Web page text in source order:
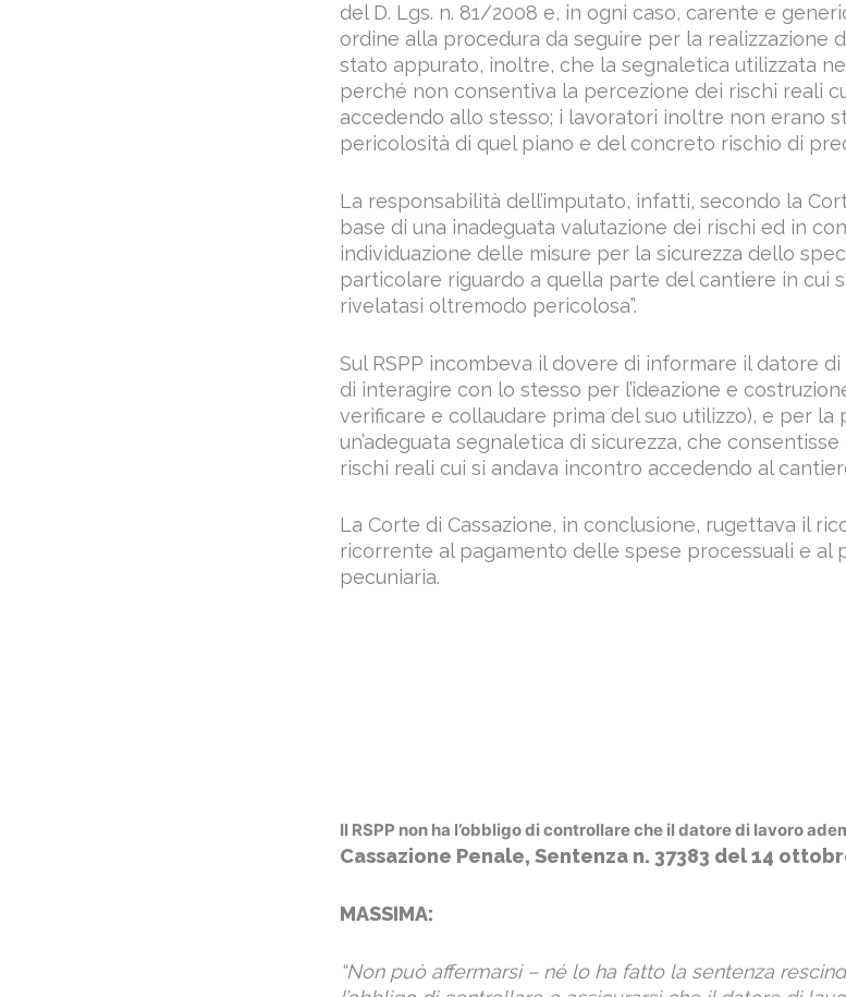
del D. Lgs. n. 81/2008 e, in ogni caso, carente e
ordine alla procedura da seguire per la realizzazione
stato appurato, inoltre, che la segnaletica utilizzata
perché non consentiva la percezione dei rischi reali
accedendo allo stesso; i lavoratori inoltre non erano
pericolosità di quel piano e del concreto rischio di
La responsabilità dell’imputato, infatti, secondo la
base di una inadeguata valutazione dei rischi ed in
individuazione delle misure per la sicurezza dello
particolare riguardo a quella parte del cantiere in cui
rivelatasi oltremodo pericolosa”.
Sul RSPP incombeva il dovere di informare il datore
di interagire con lo stesso per l’ideazione e
verificare e collaudare prima del suo utilizzo), e per la
un’adeguata segnaletica di sicurezza, che
rischi reali cui si andava incontro accedendo al
La Corte di Cassazione, in conclusione, rugettava il
ricorrente al pagamento delle spese processuali e al
pecuniaria.
Cassazione Penale, Sentenza n. 37383 del 14
l’obbligo di controllare e assicurarsi che il datore di
precauzione indicate nel DVR e che l’omesso